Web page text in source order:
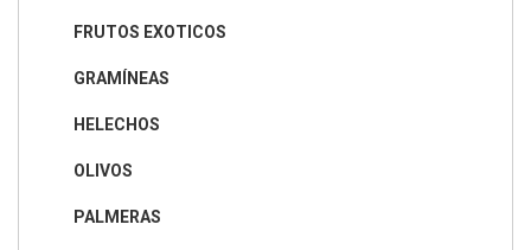
FRUTOS EXOTICOS
GRAMÍNEAS
HELECHOS
OLIVOS
PALMERAS